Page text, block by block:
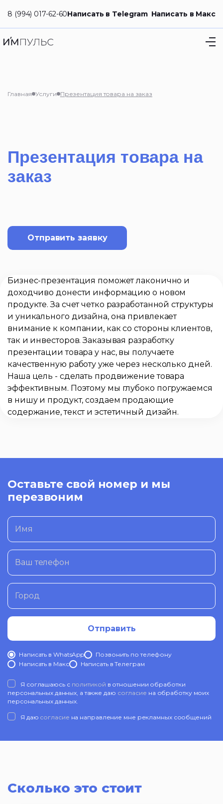
8 (994) 017-62-60Написать в Telegram Написать в Макс
Главная Услуги Презентация товара на заказ
Презентация товара на
заказ
Отправить заявку
Бизнес-презентация поможет лаконично и
доходчиво донести информацию о новом
продукте. За счет четко разработанной структуры
и уникального дизайна, она привлекает
внимание к компании, как со стороны клиентов,
так и инвесторов. Заказывая разработку
презентации товара у нас, вы получаете
качественную работу уже через несколько дней.
Наша цель - сделать продвижение товара
эффективным. Поэтому мы глубоко погружаемся
в нишу и продукт, создаем продающие
содержание, текст и эстетичный дизайн.
Оставьте свой номер и мы
перезвоним
Имя
Ваш телефон
Город
Отправить
Написать в WhatsApp
Позвонить по телефону
Написать в Mакс
Написать в Телеграм
Я соглашаюсь с политикой в отношении обработки
персональных данных, а также даю согласие на обработку моих
персональных данных.
Я даю согласие на направление мне рекламных сообщений
Сколько это стоит